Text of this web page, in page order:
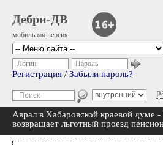
Дебри-ДВ
мобильная версия
Логин Пароль
Регистрация / Забыли пароль?
Аврал в Хабаровской краевой думе
возвращает льготный проезд